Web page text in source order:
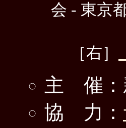
会 - 東京
［右］
主 催：
協 力：